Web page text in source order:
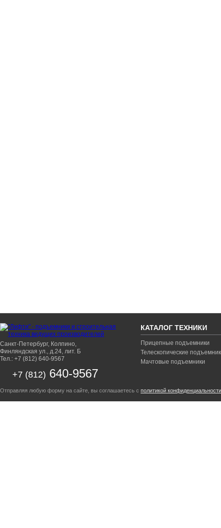
Санкт-Петербург, Колпино,
Финляндская ул., д.24, лит. Б
Тел.: +7 (812) 640-9567
+7 (812) 640-9567
КАТАЛОГ ТЕХНИКИ
Прицепные подъемники
Телескопические
Мачтовые подъемники
Отправляя любую форму на сайте, вы соглашаетесь с политикой конфиденциальности